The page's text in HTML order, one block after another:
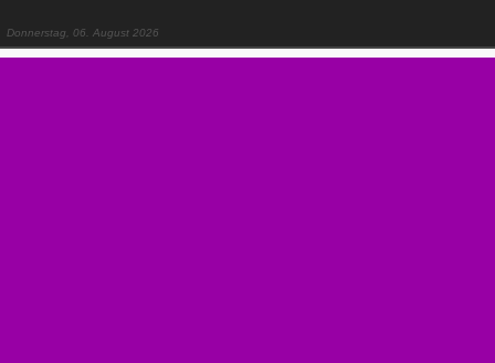
Donnerstag, 06. August 2026